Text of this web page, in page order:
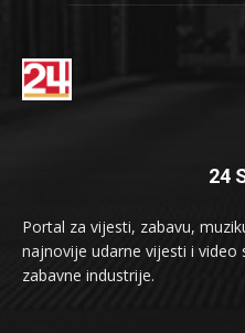
24
Portal za vijesti, zabavu,
najnovije udarne vijesti i video
zabavne industrije.